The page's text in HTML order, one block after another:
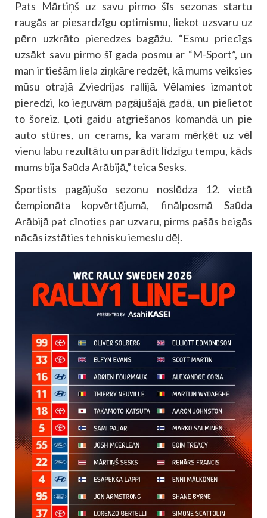
Pats Mārtiņš uz savu pirmo šīs sezonas startu
raugās ar piesardzīgu optimismu, liekot uzsvaru uz
pērn uzkrāto pieredzes bagāžu. “Esmu priecīgs
uzsākt savu pirmo šī gada posmu ar “M-Sport”, un
man ir tiešām liela ziņkāre redzēt, kā mums veiksies
mūsu otrajā Zviedrijas rallijā. Vēlamies izmantot
pieredzi, ko ieguvām pagājušajā gadā, un pielietot
to šoreiz. Ļoti gaidu atgriešanos komandā un pie
auto stūres, un cerams, ka varam mērķēt uz vēl
vienu labu rezultātu un parādīt līdzīgu tempu, kāds
mums bija Saūda Arābijā,” teica Sesks.
Sportists pagājušo sezonu noslēdza 12. vietā
čempionāta kopvērtējumā, finālposmā Saūda
Arābijā pat cīnoties par uzvaru, pirms pašās beigās
nācās izstāties tehnisku iemeslu dēļ.